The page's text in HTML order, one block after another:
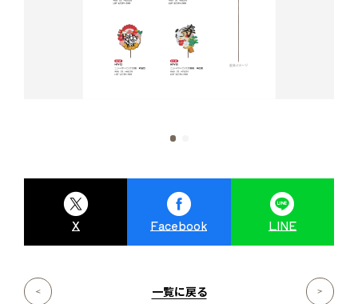
X Facebook LINE
一覧に戻る